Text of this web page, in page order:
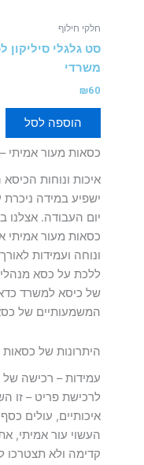
חלקי חילוף
סט גלגלי סיליקון
משרדי
₪60
הוספה לסל
כסאות מעור
איכות ונוחות
ישפיע במידה ניכרת
יום העבודה. אצלנו
כסאות מעור אמיתי
ונוחה ועמידות
ללכת על כסא
של כיסא למשרד
המשמעותיים של
היתרונות של כסאות
עמידות – רכישה
לרכישת פריט – זו
איכותיים, עולים
העשוי עור אמיתי,
קדימה ולא תצטרכו